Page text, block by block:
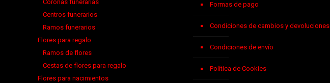
Coronas funerarias
Centros funerarios
Ramos funerarios
Flores para regalo
Ramos de flores
Cestas de flores para regalo
Flores para nacimientos
Formas de pago
Condiciones de cambios y devoluciones
Condiciones de envío
Política de Cookies